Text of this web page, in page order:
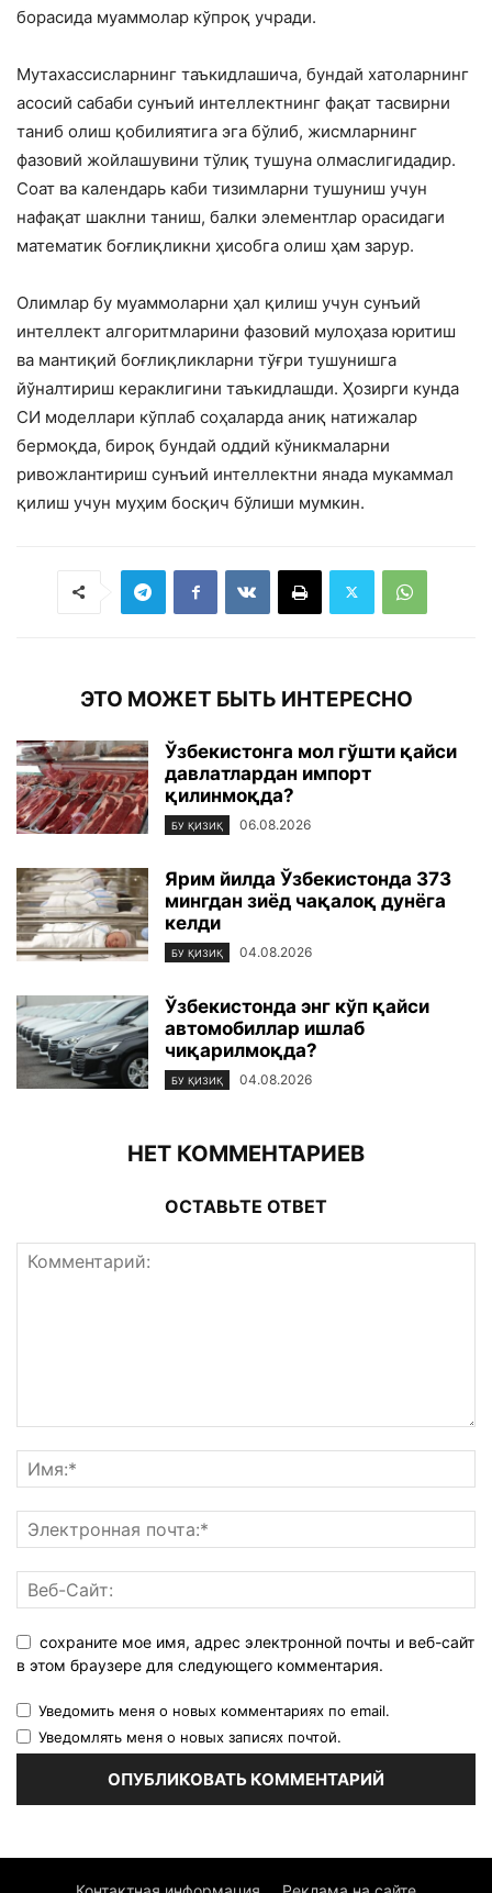
борасида муаммолар кўпроқ учради.
Мутахассисларнинг таъкидлашича, бундай хатоларнинг
асосий сабаби сунъий интеллектнинг фақат тасвирни
таниб олиш қобилиятига эга бўлиб, жисмларнинг
фазовий жойлашувини тўлиқ тушуна олмаслигидадир.
Соат ва календарь каби тизимларни тушуниш учун
нафақат шаклни таниш, балки элементлар орасидаги
математик боғлиқликни ҳисобга олиш ҳам зарур.
Олимлар бу муаммоларни ҳал қилиш учун сунъий
интеллект алгоритмларини фазовий мулоҳаза юритиш
ва мантиқий боғлиқликларни тўғри тушунишга
йўналтириш кераклигини таъкидлашди. Ҳозирги кунда
СИ моделлари кўплаб соҳаларда аниқ натижалар
бермоқда, бироқ бундай оддий кўникмаларни
ривожлантириш сунъий интеллектни янада мукаммал
қилиш учун муҳим босқич бўлиши мумкин.
ЭТО МОЖЕТ БЫТЬ ИНТЕРЕСНО
Ўзбекистонга мол гўшти қайси
давлатлардан импорт
қилинмоқда?
БУ ҚИЗИҚ 06.08.2026
Ярим йилда Ўзбекистонда 373
мингдан зиёд чақалоқ дунёга
келди
БУ ҚИЗИҚ 04.08.2026
Ўзбекистонда энг кўп қайси
автомобиллар ишлаб
чиқарилмоқда?
БУ ҚИЗИҚ 04.08.2026
НЕТ КОММЕНТАРИЕВ
ОСТАВЬТЕ ОТВЕТ
сохраните мое имя, адрес электронной почты и веб-сайт
в этом браузере для следующего комментария.
Уведомить меня о новых комментариях по email.
Уведомлять меня о новых записях почтой.